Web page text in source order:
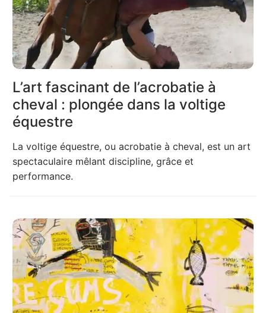
L’art fascinant de l’acrobatie à
cheval : plongée dans la voltige
équestre
La voltige équestre, ou acrobatie à cheval, est un art
spectaculaire mêlant discipline, grâce et
performance.